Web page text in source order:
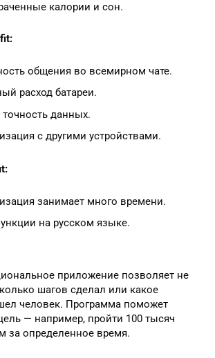
калории и сон.
общения во всемирном чате.
расход батареи.
данных.
с другими устройствами.
занимает много времени.
на русском языке.
приложение позволяет не
шагов сделал или какое
человек. Программа поможет
— например, пройти 100 тысяч
за определенное время.